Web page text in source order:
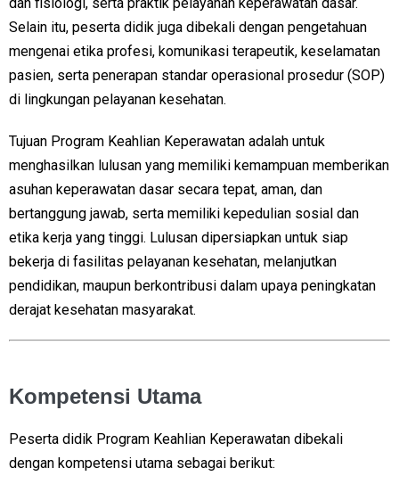
Selain itu, peserta didik juga dibekali dengan pengetahuan
mengenai etika profesi, komunikasi terapeutik, keselamatan
pasien, serta penerapan standar operasional prosedur (SOP)
di lingkungan pelayanan kesehatan.
Tujuan Program Keahlian Keperawatan adalah untuk
menghasilkan lulusan yang memiliki kemampuan memberikan
asuhan keperawatan dasar secara tepat, aman, dan
bertanggung jawab, serta memiliki kepedulian sosial dan
etika kerja yang tinggi. Lulusan dipersiapkan untuk siap
bekerja di fasilitas pelayanan kesehatan, melanjutkan
pendidikan, maupun berkontribusi dalam upaya peningkatan
derajat kesehatan masyarakat.
Kompetensi Utama
Peserta didik Program Keahlian Keperawatan dibekali
dengan kompetensi utama sebagai berikut: